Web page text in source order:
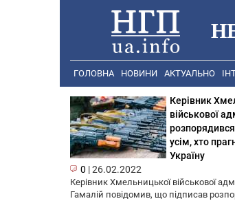
ГОЛОВНА НОВИНИ АКТУАЛЬНО
Керівник
військової
усім, хто
Україну
0 |26.02.2022
Керівник Хмельницької військової
Гамалій повідомив, що підписав